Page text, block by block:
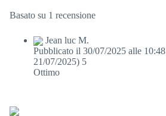
Basato su 1 recensione
Jean luc M.
Pubblicato il 30/07/2025 alle 10:48
21/07/2025) 5
Ottimo